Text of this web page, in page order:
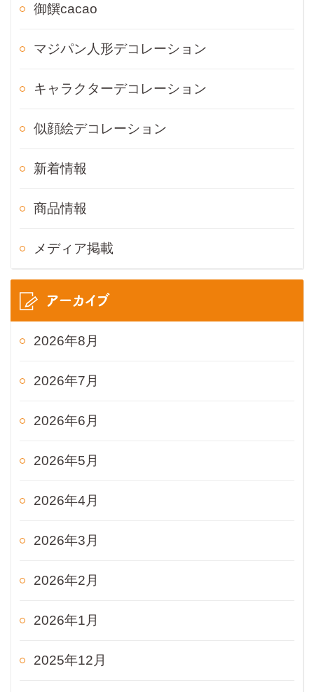
御饌cacao
マジパン人形デコレーション
キャラクターデコレーション
似顔絵デコレーション
新着情報
商品情報
メディア掲載
アーカイブ
2026年8月
2026年7月
2026年6月
2026年5月
2026年4月
2026年3月
2026年2月
2026年1月
2025年12月